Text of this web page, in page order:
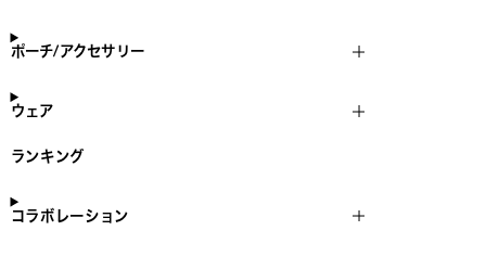
ポーチ/アクセサリー
ウェア
ランキング
コラボレーション